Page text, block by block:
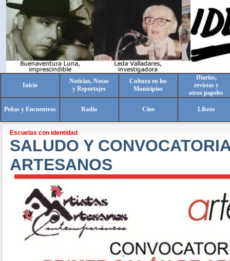
Inicio
Noticias, Notas
y Reportajes
Cultura en los
Municipios
Diarios,
revistas y
otros papeles
Peñas y Encuentros Radio Cine Libros
Escuelas con identidad
SALUDO Y
ARTESANOS